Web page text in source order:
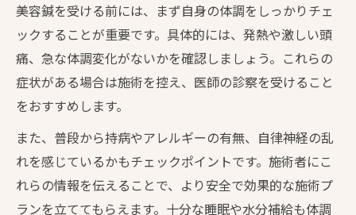
美容鍼で体調と心の安定を目指すポイント
美容鍼の効果で感じる深いリラックス体験
美容鍼の施術後に起こる頭痛や倦怠感の正体と
は
美容鍼の好転反応による症状の特徴を解説
施術後の体調変化は回復へのプロセス
美容鍼の副反応と上手に付き合う方法
美容鍼を受ける前には、まず自身の体調をしっかりチェ
ックすることが重要です。具体的には、発熱や激しい頭
痛、急な体調変化がないかを確認しましょう。これらの
症状がある場合は施術を控え、医師の診察を受けること
をおすすめします。
また、普段から持病やアレルギーの有無、自律神経の乱
れを感じているかもチェックポイントです。施術者にこ
れらの情報を伝えることで、より安全で効果的な施術プ
ランを立ててもらえます。十分な睡眠や水分補給も体調